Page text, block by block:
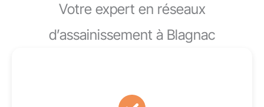
Votre expert en réseaux
d’assainissement à Blagnac